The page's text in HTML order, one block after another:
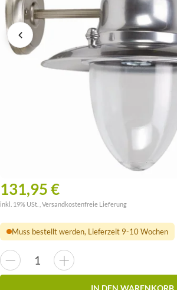
131,95 €
inkl. 19% USt. , Versandkostenfreie Lieferung
Muss bestellt werden, Lieferzeit 9-10 Wochen
IN DEN WARENKORB